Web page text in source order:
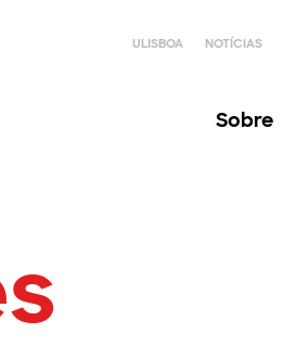
ULISBOA NOTÍCIAS
Sobre